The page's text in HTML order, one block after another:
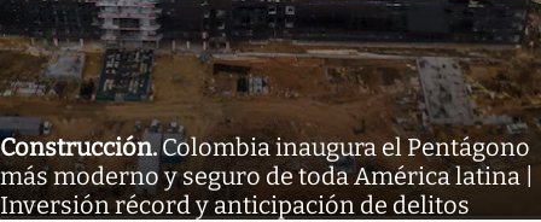
Construcción.Colombia inaugura el Pentágono
más moderno y seguro de toda América latina |
Inversión récord y anticipación de delitos